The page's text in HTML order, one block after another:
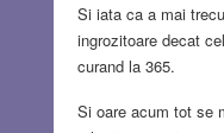
Si iata ca a mai
ingrozitoare decat
curand la 365.
Si oare acum tot se